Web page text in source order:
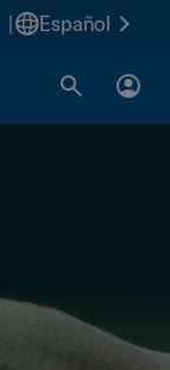
Español